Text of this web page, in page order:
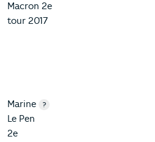
Macron 2e
tour 2017
Marine
Le Pen
2e
?